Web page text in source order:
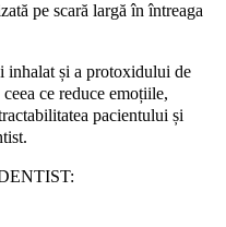
pe scară largă în întreaga
inhalat și a protoxidului de
ce reduce emoțiile,
pacientului și